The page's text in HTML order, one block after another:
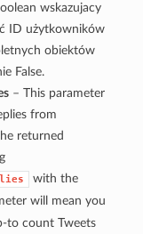
wskazujacy
ID użytkowników
obiektów
False.
– This parameter
from
returned
with the
will mean you
to count Tweets